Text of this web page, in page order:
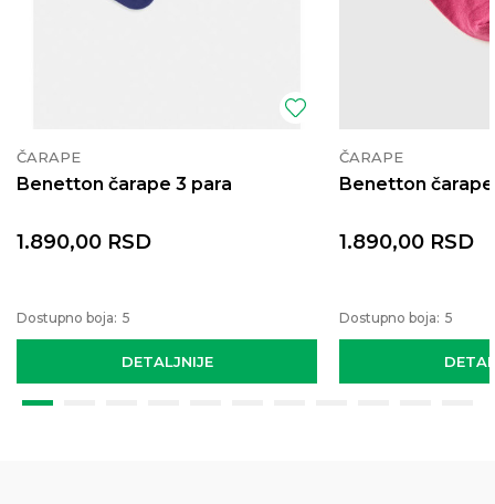
ČARAPE
Benetton čarape 3 para
DETALJNIJE
1.890,00 RSD
Dostupno boja: 5
ČARAPE
Benetton
1.890,00 RSD
Dostupno boja: 5